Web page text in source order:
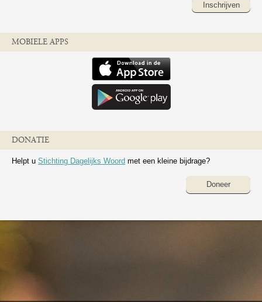
Inschrijven
MOBIELE APPS
DONATIE
Helpt u Stichting Dagelijks Woord met een kleine bijdrage?
Doneer